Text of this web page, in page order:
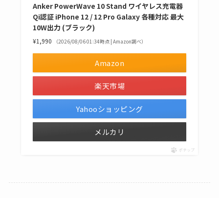
Anker PowerWave 10 Stand ワイヤレス充電器
Qi認証 iPhone 12 / 12 Pro Galaxy 各種対応 最大
10W出力 (ブラック)
¥1,990 （2026/08/06 01:34時点 | Amazon調べ）
Amazon
楽天市場
Yahooショッピング
メルカリ
ポチップ